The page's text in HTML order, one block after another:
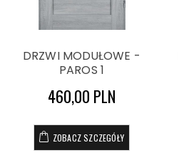
DRZWI MODUŁOWE -
PAROS 1
460,00 PLN
ZOBACZ SZCZEGÓŁY